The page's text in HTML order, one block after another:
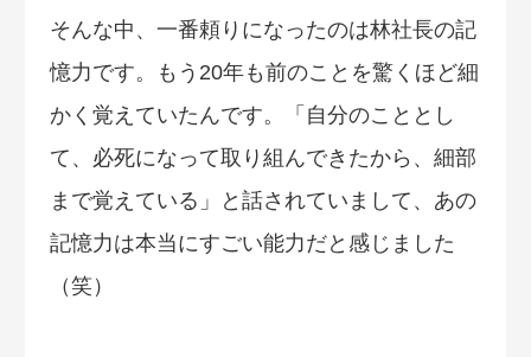
そんな中、一番頼りになったのは林社長の記
憶力です。もう20年も前のことを驚くほど細
かく覚えていたんです。「自分のこととし
て、必死になって取り組んできたから、細部
まで覚えている」と話されていまして、あの
記憶力は本当にすごい能力だと感じました
（笑）